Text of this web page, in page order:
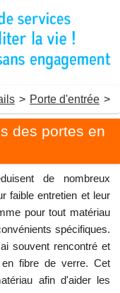
> Porte d'entrée >
des portes en
de nombreux
faible entretien et leur
pour tout matériau
spécifiques.
souvent rencontré et
fibre de verre. Cet
afin d'aider les